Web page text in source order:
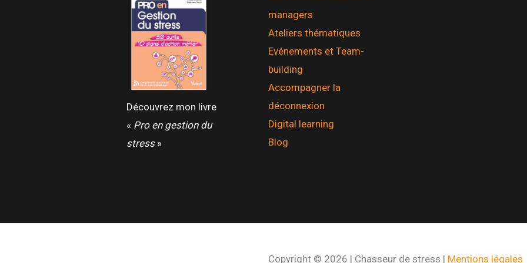
Découvrez mon livre
« Pro en gestion du
stress»
managers
Ateliers thématiques
Evénements et Team-
building
Accompagner la
déconnexion
Digital learning
Blog
Copyright © 2026 | Chasseur de stress | Mentions légales